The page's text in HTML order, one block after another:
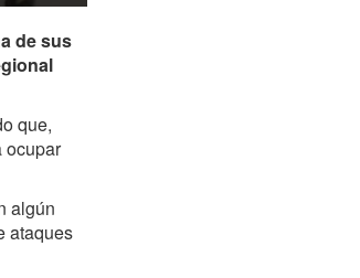
de sus
que,
ocupar
algún
ataques